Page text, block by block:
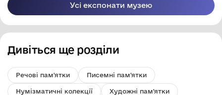
Усі експонати музею
Дивіться ще розділи
Речові пам'ятки Писемні пам'ятки
Нумізматичні колекції Художні пам'ятки